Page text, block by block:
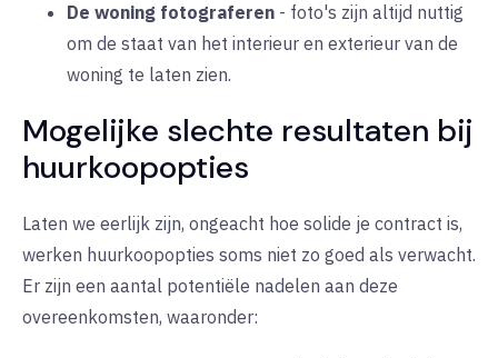
De woning fotograferen - foto's zijn altijd nuttig
om de staat van het interieur en exterieur van de
woning te laten zien.
Mogelijke slechte resultaten bij
huurkoopopties
Laten we eerlijk zijn, ongeacht hoe solide je contract is,
werken huurkoopopties soms niet zo goed als verwacht.
Er zijn een aantal potentiële nadelen aan deze
overeenkomsten, waaronder: